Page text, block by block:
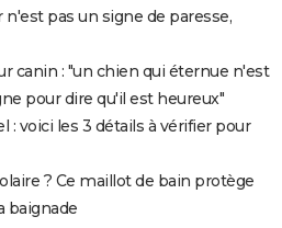
pas un signe de paresse,
canin : "un chien qui éternue n'est
pour dire qu'il est heureux"
: voici les 3 détails à vérifier pour
? Ce maillot de bain protège
baignade